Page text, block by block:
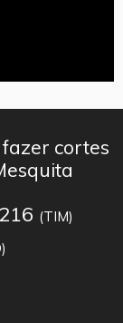
fazer cortes
(TIM)